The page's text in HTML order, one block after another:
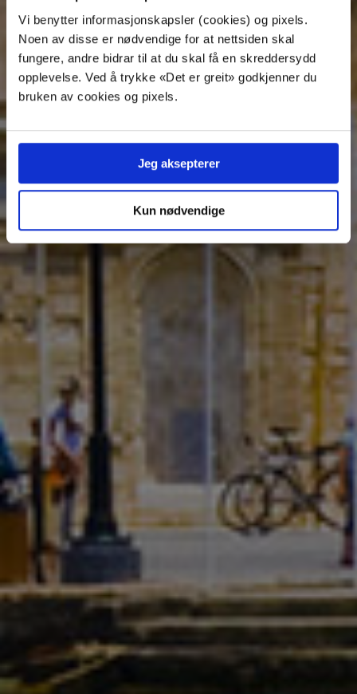
Vi benytter informasjonskapsler (cookies) og pixels.
Noen av disse er nødvendige for at nettsiden skal
fungere, andre bidrar til at du skal få en skreddersydd
opplevelse. Ved å trykke «Det er greit» godkjenner du
bruken av cookies og pixels.
Jeg aksepterer
Kun nødvendige
Denne ukens avganger
M O F S
Neste avgang: 15. aug kl. 05:55
Se rutetider